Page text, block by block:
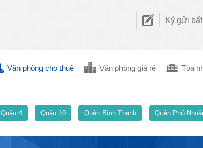
Ký gửi
Văn phòng cho thuê Văn phòng giá rẻ Tòa
Quận 4 Quận 10 Quận Bình Thạnh Quận Phú